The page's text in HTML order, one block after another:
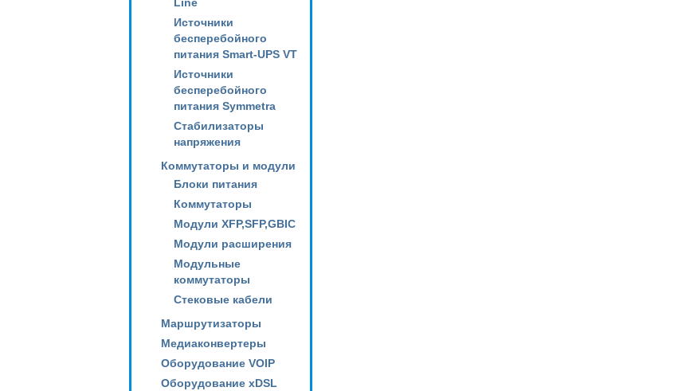
Источники
бесперебойного
питания Smart-UPS VT
Источники
бесперебойного
питания Symmetra
Стабилизаторы
напряжения
Коммутаторы и модули
Блоки питания
Коммутаторы
Модули XFP,SFP,GBIC
Модули расширения
Модульные
коммутаторы
Стековые кабели
Маршрутизаторы
Медиаконвертеры
Оборудование VOIP
Оборудование xDSL